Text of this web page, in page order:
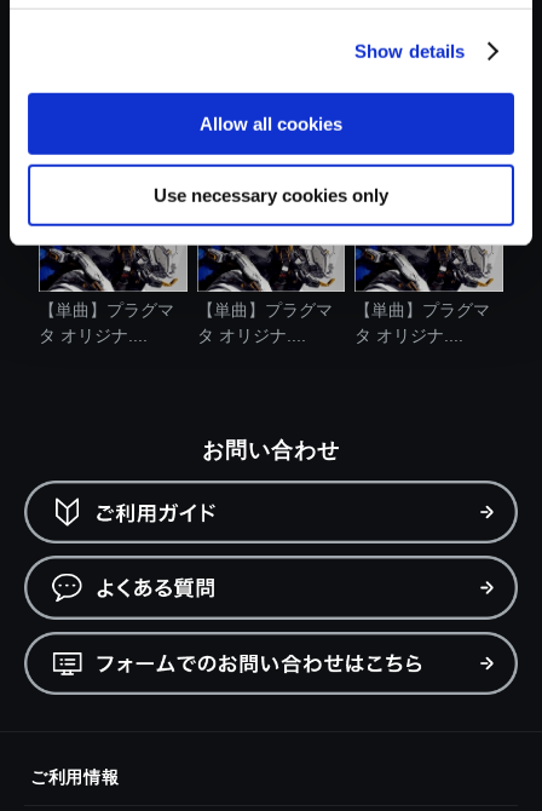
Show details
Allow all cookies
Use necessary cookies only
タ オリジナ....
タ オリジナ....
タ オリジナ....
【単曲】プラグマ
タ オリジナ....
【単曲】プラグマ
タ オリジナ....
【単曲】プラグマ
タ オリジナ....
お問い合わせ
ご利用情報